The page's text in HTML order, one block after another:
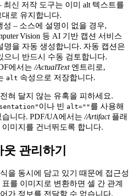
최신 저작 도구는 이미 alt 텍스트를
로 유지합니다.
성 – 소스에 설명이 없을 경우,
Vision 등 AI 기반 캡션 서비스
명을 자동 생성합니다. 자동 캡션은
으니 반드시 수동 검토합니다.
에서는 /ActualText엔트리로,
alt 속성으로 저장합니다.
혀 달지 않는 유혹을 피하세요.
이나 빈 alt="" 를 사용해
니다. PDF/UA에서는 /Artifact플래
미지를 건너뛰도록 합니다.
관리하기
을 동시에 담고 있기 때문에 접근성
를 이미지로 변환하면 셀 간 관계
가 정보를 전달할 수 없습니다.